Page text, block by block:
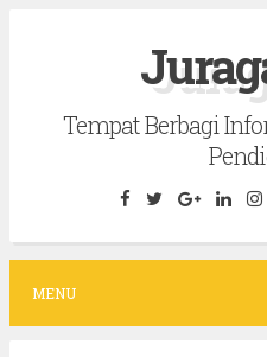
c
Tempat Berbagi
MENU